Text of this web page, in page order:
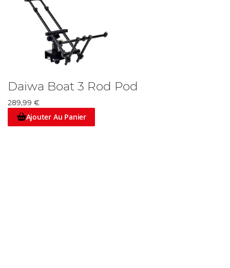
Daiwa Boat 3 Rod Pod
289,99 €
Ajouter Au Panier